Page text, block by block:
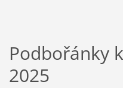
Podbořánky
2025